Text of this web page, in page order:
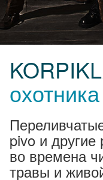
охотника
pivo и другие
во времена
травы и